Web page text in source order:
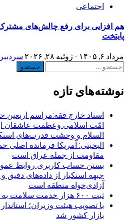
اجتماعی
پایتخت
مرداد ۶, ۱۴۰۵ - ژوئیه ۲۸, ۲۰۲۶
سردبیر
جستجو
نوشته‌های تازه
استاد خارج فقه:مراسم
امّت اسلامی وعظمت عاشقان
السلام و وحشت قدرت‌های
البخیتی: آمریکا فرمانده
مقاومت از جمله عراق است
بستن حساب کاربری روابط
جبهه استکبار از داده‌های
آزادی‌خواه منطقه است
ثبت ۶۰۰ هزار خدمت سلامت به زائران اربعین
با تصویب هیئت وزیران؛
بازار کشور شد